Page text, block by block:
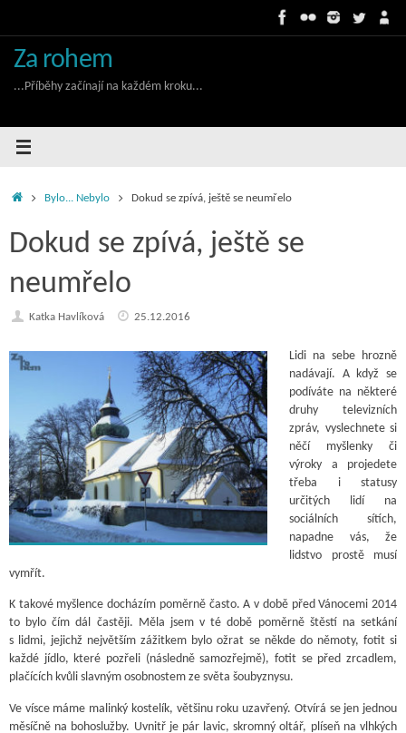
Za rohem
...Příběhy začínají na každém kroku...
HomeBylo... Nebylo Dokud se zpívá, ještě se neumřelo
Dokud se zpívá, ještě se
neumřelo
Katka Havlíková 25.12.2016
Lidi na sebe hrozně
nadávají. A když se
podíváte na některé
druhy televizních
zpráv, vyslechnete si
něčí myšlenky či
výroky a projedete
třeba i statusy
určitých lidí na
sociálních sítích,
napadne vás, že
lidstvo prostě musí
vymřít.
K takové myšlence docházím poměrně často. A v době před Vánocemi 2014
to bylo čím dál častěji. Měla jsem v té době poměrně štěstí na setkání
s lidmi, jejichž největším zážitkem bylo ožrat se někde do němoty, fotit si
každé jídlo, které pozřeli (následně samozřejmě), fotit se před zrcadlem,
plačících kvůli slavným osobnostem ze světa šoubyznysu.
Ve vísce máme malinký kostelík, většinu roku uzavřený. Otvírá se jen jednou
měsíčně na bohoslužby. Uvnitř je pár lavic, skromný oltář, plíseň na vlhkých